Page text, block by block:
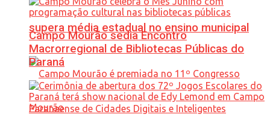
supera média estadual no ensino municipal
Campo Mourão sedia Encontro
Macrorregional de Bibliotecas Públicas do
Paraná